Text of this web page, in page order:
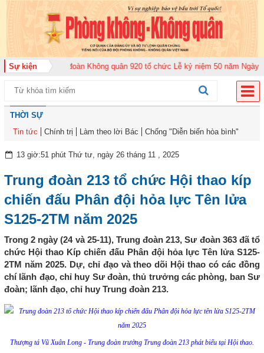
Sự kiệnTrung đoàn Không quân 920 tổ chức Lễ kỷ niệm 50 năm Ngày
THỜI SỰ
Tin tức
Chính trị Làm theo lời Bác Chống "Diễn biến hòa bình"
13 giờ:51 phút Thứ tư, ngày 26 tháng 11 , 2025
Trung đoàn 213 tổ chức Hội thao kíp
chiến đấu Phân đội hỏa lực Tên lửa
S125-2TM năm 2025
Trong 2 ngày (24 và 25-11), Trung đoàn 213, Sư đoàn 363 đã tổ
chức Hội thao Kíp chiến đấu Phân đội hỏa lực Tên lửa S125-
2TM năm 2025. Dự, chỉ đạo và theo dõi Hội thao có các đồng
chí lãnh đạo, chỉ huy Sư đoàn, thủ trưởng các phòng, ban Sư
đoàn; lãnh đạo, chỉ huy Trung đoàn 213.
Thượng tá Vũ Xuân Long - Trung đoàn trưởng Trung đoàn 213 phát biểu tại Hội thao.